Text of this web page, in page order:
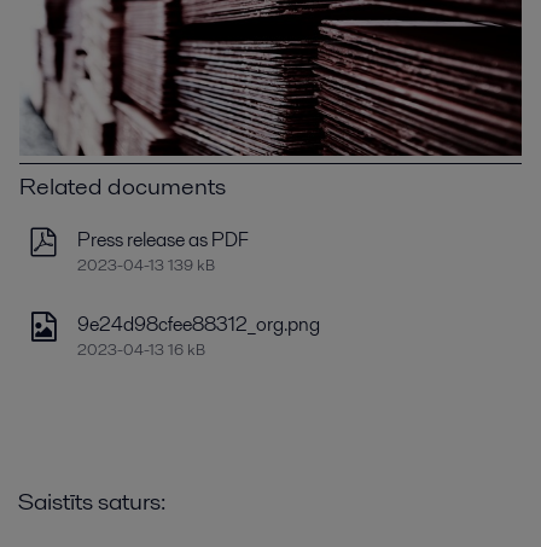
Related documents
Press release as PDF
2023-04-13 139 kB
9e24d98cfee88312_org.png
2023-04-13 16 kB
Saistīts saturs: